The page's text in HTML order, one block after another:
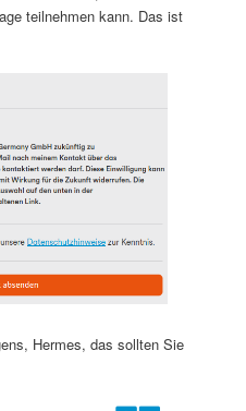
teilnehmen kann. Das ist
Hermes, das sollten Sie